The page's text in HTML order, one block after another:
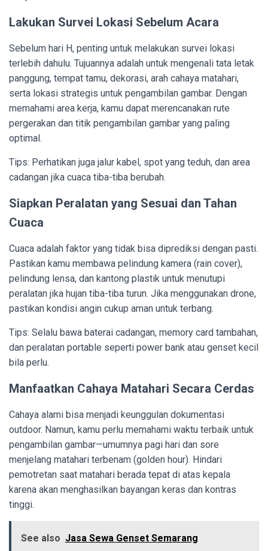
Lakukan Survei Lokasi Sebelum Acara
Sebelum hari H, penting untuk melakukan survei lokasi
terlebih dahulu. Tujuannya adalah untuk mengenali tata letak
panggung, tempat tamu, dekorasi, arah cahaya matahari,
serta lokasi strategis untuk pengambilan gambar. Dengan
memahami area kerja, kamu dapat merencanakan rute
pergerakan dan titik pengambilan gambar yang paling
optimal.
Tips: Perhatikan juga jalur kabel, spot yang teduh, dan area
cadangan jika cuaca tiba-tiba berubah.
Siapkan Peralatan yang Sesuai dan Tahan
Cuaca
Cuaca adalah faktor yang tidak bisa diprediksi dengan pasti.
Pastikan kamu membawa pelindung kamera (rain cover),
pelindung lensa, dan kantong plastik untuk menutupi
peralatan jika hujan tiba-tiba turun. Jika menggunakan drone,
pastikan kondisi angin cukup aman untuk terbang.
Tips: Selalu bawa baterai cadangan, memory card tambahan,
dan peralatan portable seperti power bank atau genset kecil
bila perlu.
Manfaatkan Cahaya Matahari Secara Cerdas
Cahaya alami bisa menjadi keunggulan dokumentasi
outdoor. Namun, kamu perlu memahami waktu terbaik untuk
pengambilan gambar—umumnya pagi hari dan sore
menjelang matahari terbenam (golden hour). Hindari
pemotretan saat matahari berada tepat di atas kepala
karena akan menghasilkan bayangan keras dan kontras
tinggi.
See also Jasa Sewa Genset Semarang